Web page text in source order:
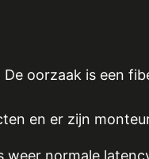
oorzaak is een
en er zijn